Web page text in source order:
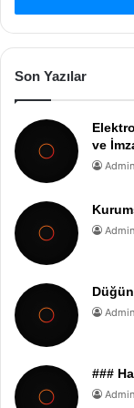
Son Yazılar
ve
Admin
Admin
Admin
###
Admin